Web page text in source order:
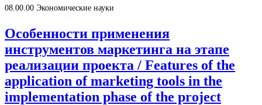
08.00.00 Экономические науки
Особенности применения
инструментов маркетинга на этапе
реализации проекта / Features of the
application of marketing tools in the
implementation phase of the project